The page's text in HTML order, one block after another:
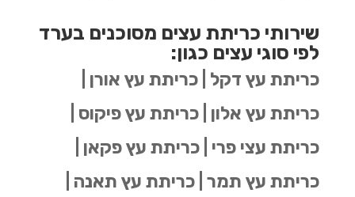
שירותי כריתת עצים מסוכנים בערד
לפי סוגי עצים כגון:
כריתת עץ דקל | כריתת עץ אורן |
כריתת עץ אלון | כריתת עץ פיקוס |
כריתת עצי פרי | כריתת עץ פקאן |
כריתת עץ תמר | כריתת עץ תאנה |